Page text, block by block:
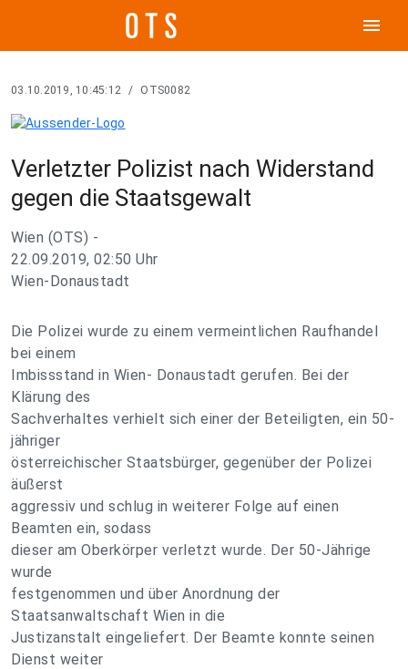
menu
03.10.2019, 10:45:12 / OTS0082
Verletzter Polizist nach Widerstand
gegen die Staatsgewalt
Wien (OTS) -
22.09.2019, 02:50 Uhr
Wien-Donaustadt
Die Polizei wurde zu einem vermeintlichen Raufhandel
bei einem
Imbissstand in Wien- Donaustadt gerufen. Bei der
Klärung des
Sachverhaltes verhielt sich einer der Beteiligten, ein 50-
jähriger
österreichischer Staatsbürger, gegenüber der Polizei
äußerst
aggressiv und schlug in weiterer Folge auf einen
Beamten ein, sodass
dieser am Oberkörper verletzt wurde. Der 50-Jährige
wurde
festgenommen und über Anordnung der
Staatsanwaltschaft Wien in die
Justizanstalt eingeliefert. Der Beamte konnte seinen
Dienst weiter